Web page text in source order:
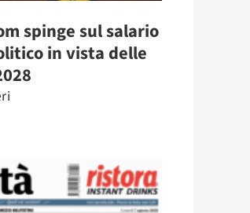
spinge sul salario
in vista delle